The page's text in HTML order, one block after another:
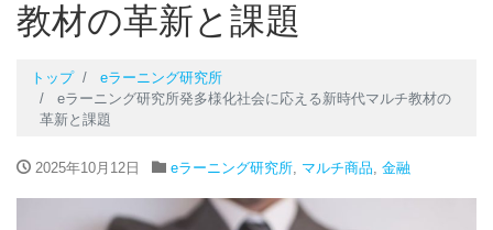
教材の革新と課題
トップ
eラーニング研究所
eラーニング研究所発多様化社会に応える新時代マルチ教材の
革新と課題
2025年10月12日 eラーニング研究所, マルチ商品, 金融